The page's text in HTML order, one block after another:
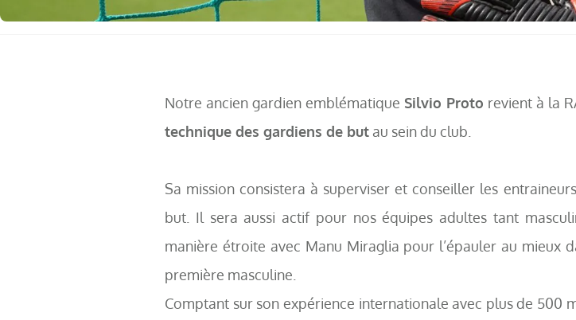
Notre ancien gardien emblématique Silvio Proto revient à la
technique des gardiens de but au sein du club.
Sa mission consistera à superviser et conseiller les
but. Il sera aussi actif pour nos équipes adultes tant
manière étroite avec Manu Miraglia pour l’épauler au mieux
première masculine.
Comptant sur son expérience internationale avec plus de 500